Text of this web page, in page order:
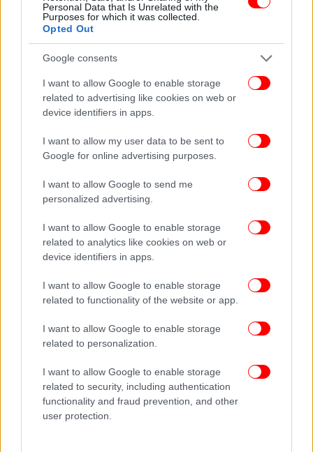
Personal Data that Is Unrelated with the
Purposes for which it was collected.
Opted Out
Google consents
I want to allow Google to enable storage
related to advertising like cookies on web or
device identifiers in apps.
I want to allow my user data to be sent to
Google for online advertising purposes.
I want to allow Google to send me
personalized advertising.
I want to allow Google to enable storage
related to analytics like cookies on web or
device identifiers in apps.
I want to allow Google to enable storage
related to functionality of the website or app.
I want to allow Google to enable storage
related to personalization.
I want to allow Google to enable storage
related to security, including authentication
functionality and fraud prevention, and other
user protection.
Ακολουθήστε το στο Google News
και μάθετε
πρώτοι όλες τις ειδήσεις
Δείτε όλες τις τελευταίεςΕιδήσειςαπό την Ελλάδα και τον Κόσμο,